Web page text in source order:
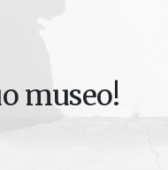
museo!